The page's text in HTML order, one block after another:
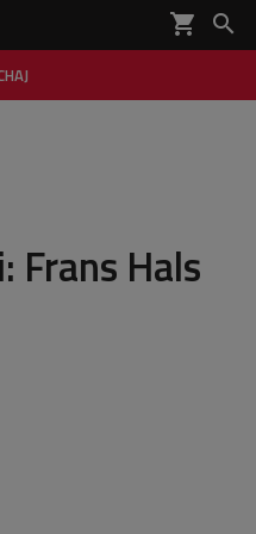
shopping_cart 

Frans Hals